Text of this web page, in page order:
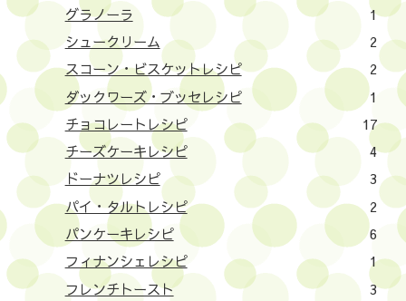
グラノーラ
1
シュークリーム
2
スコーン・ビスケットレシピ
2
ダックワーズ・ブッセレシピ
1
チョコレートレシピ
17
チーズケーキレシピ
4
ドーナツレシピ
3
パイ・タルトレシピ
2
パンケーキレシピ
6
フィナンシェレシピ
1
フレンチトースト
3